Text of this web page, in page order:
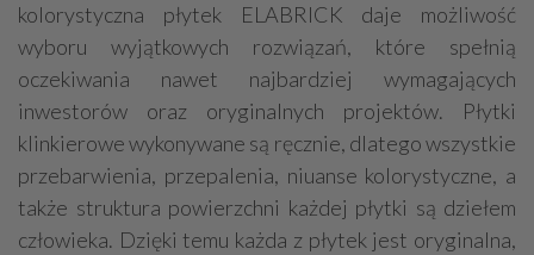
kolorystyczna płytek ELABRICK daje możliwość
wyboru wyjątkowych rozwiązań, które spełnią
oczekiwania nawet najbardziej wymagających
inwestorów oraz oryginalnych projektów. Płytki
klinkierowe wykonywane są ręcznie, dlatego wszystkie
przebarwienia, przepalenia, niuanse kolorystyczne, a
także struktura powierzchni każdej płytki są dziełem
człowieka. Dzięki temu każda z płytek jest oryginalna,